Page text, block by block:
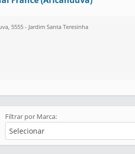
5555 - Jardim Santa Teresinha
Filtrar por Marca:
Selecionar